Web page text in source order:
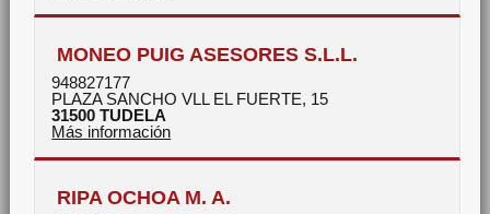
MONEO PUIG ASESORES S.L.L.
948827177
PLAZA SANCHO VLL EL FUERTE, 15
31500 TUDELA
Más información
RIPA OCHOA M. A.